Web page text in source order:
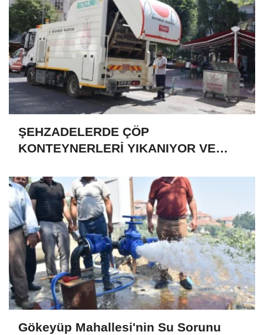
ŞEHZADELERDE ÇÖP
KONTEYNERLERİ YIKANIYOR VE
Gökeyüp Mahallesi'nin Su Sorunu